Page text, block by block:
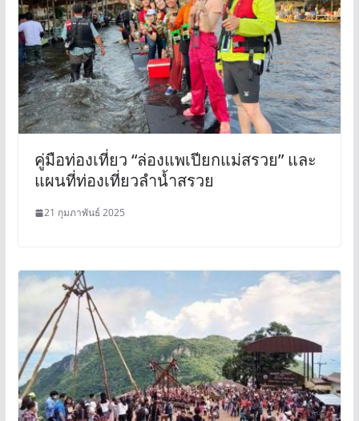
คู่มือท่องเที่ยว “ล่องแพเปียกแม่สรวย” และ
แผนที่ท่องเที่ยวลำน้ำสรวย
21 กุมภาพันธ์ 2025